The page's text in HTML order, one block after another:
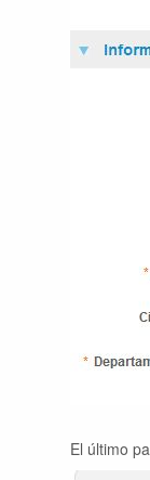
El último